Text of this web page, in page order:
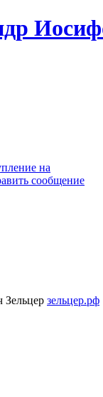
на
сообщение
зельцер.рф